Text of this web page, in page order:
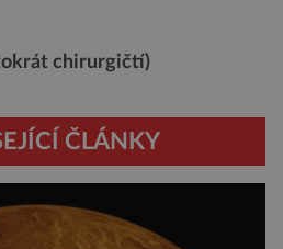
chirurgičtí)
ČLÁNKY